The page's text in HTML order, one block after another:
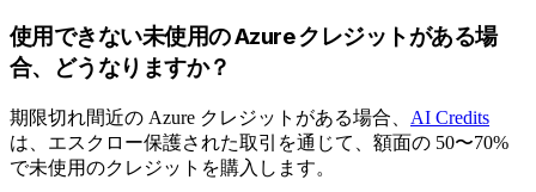
使用できない未使用の Azure クレジットがある場
合、どうなりますか？
期限切れ間近の Azure クレジットがある場合、 AI Credits
は、エスクロー保護された取引を通じて、額面の 50〜70%
で未使用のクレジットを購入します。